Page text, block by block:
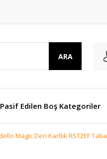
ARA
Pasif Edilen Boş Kategoriler
Magic Deri Kartlık RST2EF Taba